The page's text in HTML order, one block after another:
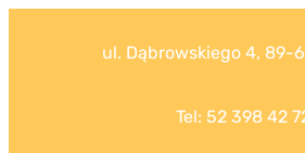
ul. Dąbrowskiego 4, 89-
Tel: 52 398 42